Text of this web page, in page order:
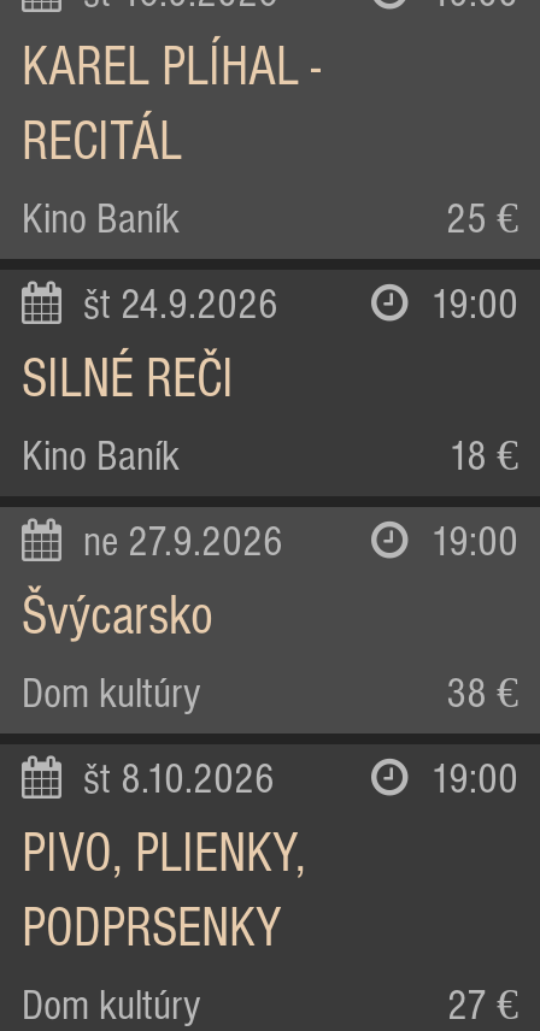
KAREL PLÍHAL -
RECITÁL
Kino Baník 25 €
št 24.9.2026 19:00
SILNÉ REČI
Kino Baník 18 €
ne 27.9.2026 19:00
Švýcarsko
Dom kultúry 38 €
št 8.10.2026 19:00
PIVO, PLIENKY,
PODPRSENKY
Dom kultúry 27 €